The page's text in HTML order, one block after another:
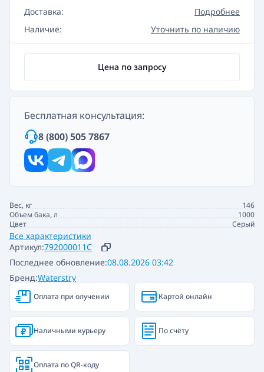
Артикул:792000011C
Бренд:Waterstry
Последнее обновление:08.08.2026 03:42
Вес, кг
146
Объем бака, л
1000
Цвет
Серый
Все характеристики
Доставка:
Подробнее
Наличие:
Уточнить по наличию
Цена по запросу
Бесплатная консультация:
8 (800) 505 7867
Оплата при олучении Картой онлайн
Наличными курьеру По счёту
Оплата по QR-коду